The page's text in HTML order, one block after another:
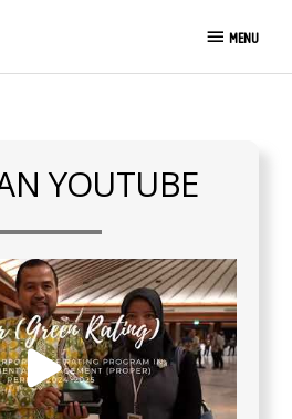
MENU
MENU
YOUTUBE